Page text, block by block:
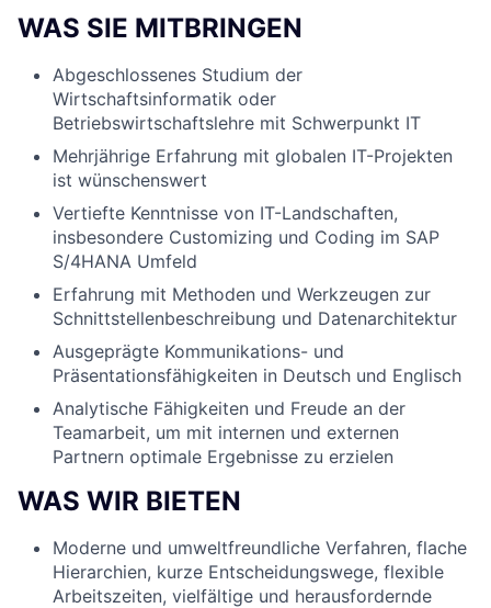
WAS SIE MITBRINGEN
Abgeschlossenes Studium der
Wirtschaftsinformatik oder
Betriebswirtschaftslehre mit Schwerpunkt IT
Mehrjährige Erfahrung mit globalen IT-Projekten
ist wünschenswert
Vertiefte Kenntnisse von IT-Landschaften,
insbesondere Customizing und Coding im SAP
S/4HANA Umfeld
Erfahrung mit Methoden und Werkzeugen zur
Schnittstellenbeschreibung und Datenarchitektur
Ausgeprägte Kommunikations- und
Präsentationsfähigkeiten in Deutsch und Englisch
Analytische Fähigkeiten und Freude an der
Teamarbeit, um mit internen und externen
Partnern optimale Ergebnisse zu erzielen
WAS WIR BIETEN
Moderne und umweltfreundliche Verfahren, flache
Hierarchien, kurze Entscheidungswege, flexible
Arbeitszeiten, vielfältige und herausfordernde